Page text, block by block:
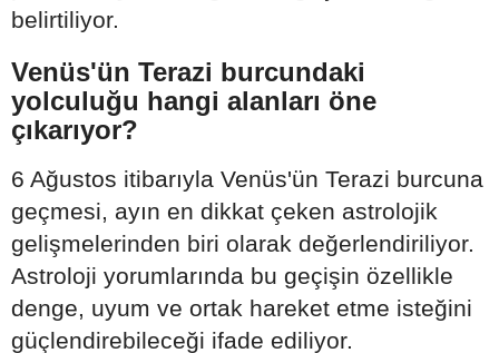
belirtiliyor.
Venüs'ün Terazi burcundaki
yolculuğu hangi alanları öne
çıkarıyor?
6 Ağustos itibarıyla Venüs'ün Terazi burcuna
geçmesi, ayın en dikkat çeken astrolojik
gelişmelerinden biri olarak değerlendiriliyor.
Astroloji yorumlarında bu geçişin özellikle
denge, uyum ve ortak hareket etme isteğini
güçlendirebileceği ifade ediliyor.